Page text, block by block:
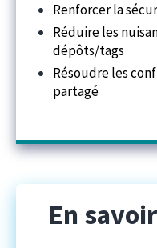
En
Renforcer la
Réduire les
dépôts/tags
Résoudre les
partagé